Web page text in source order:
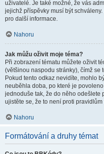
uživatelé. Je také možné, že vás
jejichž příspěvky musí být
pro další informace.
Nahoru
Jak můžu oživit moje téma?
Při zobrazení tématu můžete oživit
(většinou naspodu stránky), čímž se
Pokud tento odkaz nevidíte, mohlo
neuběhla doba, po které je
jednoduše tak, že do něho odešlete
ujistěte se, že to není proti pravidlům
Nahoru
Formátování a druhy témat